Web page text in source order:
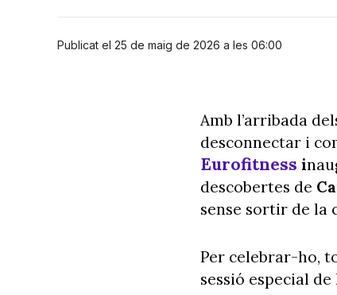
Publicat el 25 de maig de 2026 a les 06:00
Amb l’arribada
desconnectar i
Eurofitness i
descobertes de
sense sortir de la
Per celebrar-ho,
sessió especial